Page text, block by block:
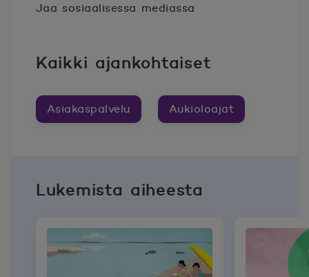
Jaa sosiaalisessa mediassa
Kaikki ajankohtaiset
Asiakaspalvelu Aukioloajat
Lukemista aiheesta